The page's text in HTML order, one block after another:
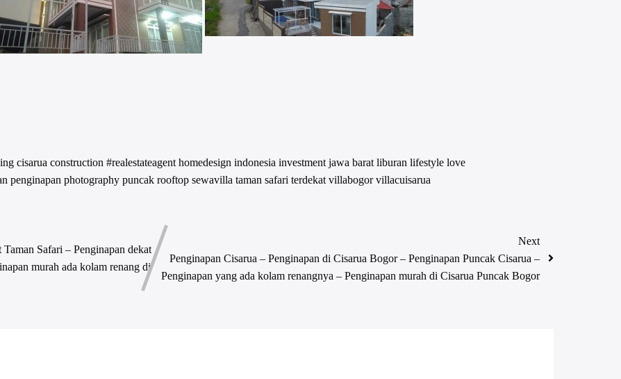
cisarua construction #realestateagent homedesign indonesia investment jawa barat liburan lifestyle love
penginapan photography puncak rooftop sewavilla taman safari terdekat villabogorvillacuisarua
Safari – Penginapan dekat
murah ada kolam renang di
Next
Penginapan Cisarua – Penginapan di Cisarua Bogor – Penginapan Puncak Cisarua –
Penginapan yang ada kolam renangnya – Penginapan murah di Cisarua Puncak Bogor